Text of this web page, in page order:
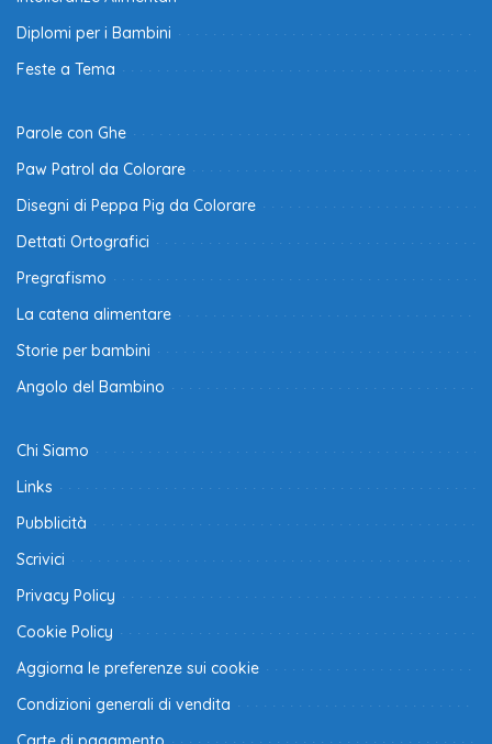
Diplomi per i Bambini
Feste a Tema
Parole con Ghe
Paw Patrol da Colorare
Disegni di Peppa Pig da Colorare
Dettati Ortografici
Pregrafismo
La catena alimentare
Storie per bambini
Angolo del Bambino
Chi Siamo
Links
Pubblicità
Scrivici
Privacy Policy
Cookie Policy
Aggiorna le preferenze sui cookie
Condizioni generali di vendita